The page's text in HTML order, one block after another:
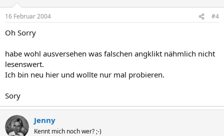
16 Februar 2004 #4
Oh Sorry
habe wohl ausversehen was falschen angklikt nähmlich nicht
lesenswert.
Ich bin neu hier und wollte nur mal probieren.
Sory
Jenny
Kennt mich noch wer? ;-)